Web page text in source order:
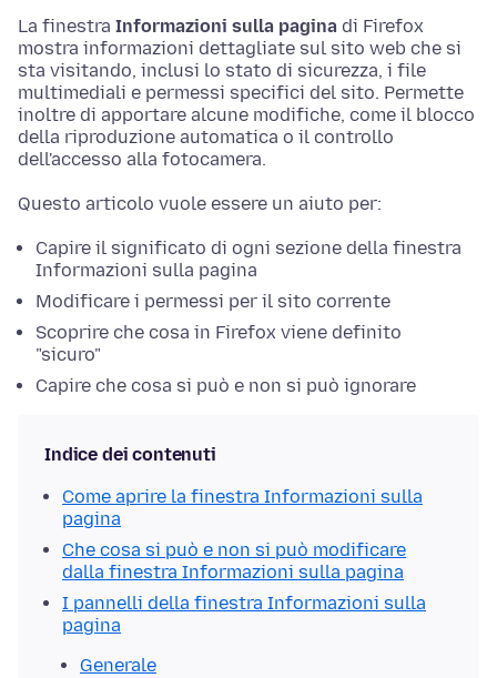
La finestra Informazioni sulla pagina di Firefox
mostra informazioni dettagliate sul sito web che si
sta visitando, inclusi lo stato di sicurezza, i file
multimediali e permessi specifici del sito. Permette
inoltre di apportare alcune modifiche, come il blocco
della riproduzione automatica o il controllo
dell'accesso alla fotocamera.
Questo articolo vuole essere un aiuto per:
Capire il significato di ogni sezione della finestra
Informazioni sulla pagina
Modificare i permessi per il sito corrente
Scoprire che cosa in Firefox viene definito
"sicuro"
Capire che cosa si può e non si può ignorare
Indice dei contenuti
Come aprire la finestra Informazioni sulla
pagina
Che cosa si può e non si può modificare
dalla finestra Informazioni sulla pagina
I pannelli della finestra Informazioni sulla
pagina
Generale